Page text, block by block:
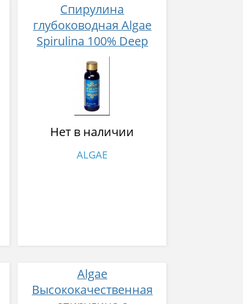
Спирулина
глубоководная Algae
Spirulina 100% Deep
Ocean Water № 300
Нет в наличии
ALGAE
Algae
Высококачественная